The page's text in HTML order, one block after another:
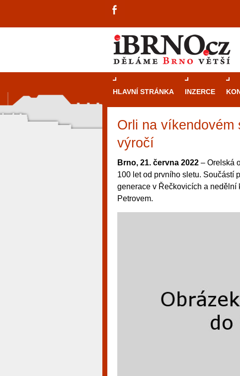
HLAVNÍ STRÁNKA INZERCE
Orli na
výročí
Brno, 21. června 2022 – Orelská
100 let od prvního sletu. Součástí
generace v Řečkovicích a nedělní
Petrovem.